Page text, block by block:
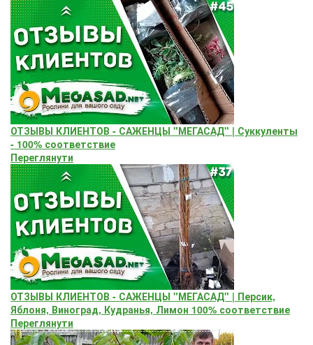
ОТЗЫВЫ КЛИЕНТОВ - САЖЕНЦЫ "МЕГАСАД" | Суккуленты
- 100% соответствие
Переглянути
ОТЗЫВЫ КЛИЕНТОВ - САЖЕНЦЫ "МЕГАСАД" | Персик,
Яблоня, Виноград, Кудранья, Лимон 100% соответствие
Переглянути